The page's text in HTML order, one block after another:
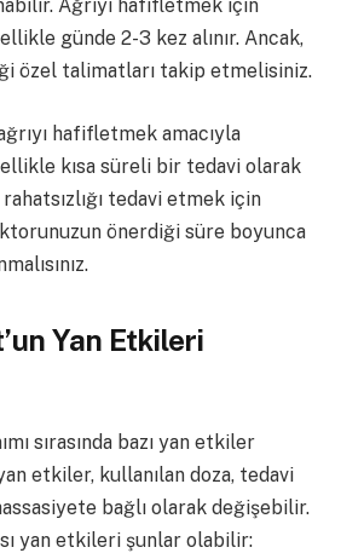
Ağrıyı hafifletmek için
günde 2-3 kez alınır. Ancak,
özel talimatları takip etmelisiniz.
hafifletmek amacıyla
kısa süreli bir tedavi olarak
tedavi etmek için
önerdiği süre boyunca
Yan Etkileri
sırasında bazı yan etkiler
etkiler, kullanılan doza, tedavi
bağlı olarak değişebilir.
yan etkileri şunlar olabilir: